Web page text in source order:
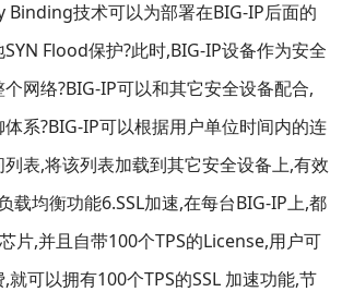
Binding技术可以为部署在BIG-IP后面的
Flood保护?此时,BIG-IP设备作为安全
网络?BIG-IP可以和其它安全设备配合,
系?BIG-IP可以根据用户单位时间内的连
表,将该列表加载到其它安全设备上,有效
载均衡功能6.SSL加速,在每台BIG-IP上,都
片,并且自带100个TPS的License,用户可
就可以拥有100个TPS的SSL 加速功能,节